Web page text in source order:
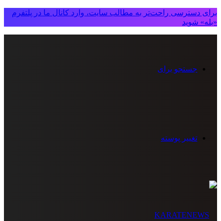
برای دسترسی راحت‌تر به مطالب سایت، وارد کانال ما در پلتفرم
«بله» شوید
جستجو برای
تغییر پوسته